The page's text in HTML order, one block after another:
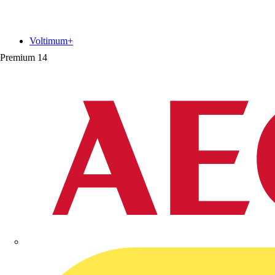
Premium 14
Voltimum+